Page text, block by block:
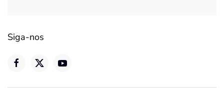
Siga-nos